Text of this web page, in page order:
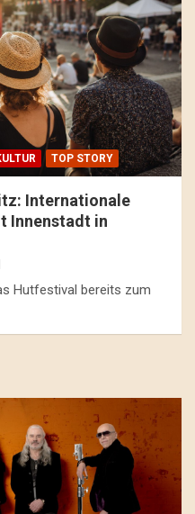
TOP STORY
Internationale
Innenstadt in
Hutfestival bereits zum